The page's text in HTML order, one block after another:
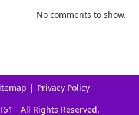
No comments to show.
Privacy Policy
- All Rights Reserved.